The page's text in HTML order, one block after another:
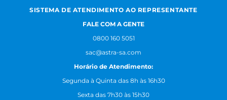
SISTEMA DE ATENDIMENTO AO REPRESENTANTE
FALE COM A GENTE
0800 160 5051
sac@astra-sa.com
Horário de Atendimento:
Segunda à Quinta das 8h às 16h30
Sexta das 7h30 às 15h30